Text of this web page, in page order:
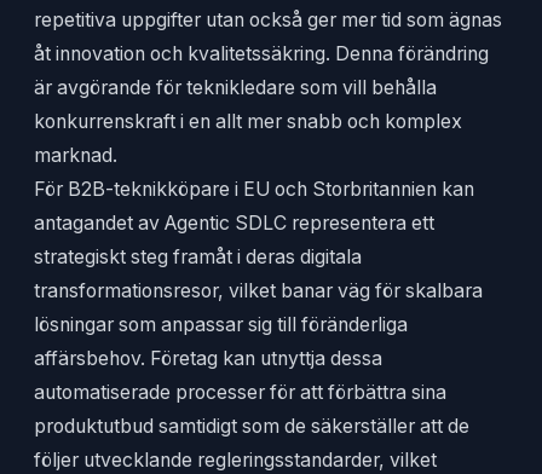
repetitiva uppgifter utan också ger mer tid som ägnas
åt innovation och kvalitetssäkring. Denna förändring
är avgörande för teknikledare som vill behålla
konkurrenskraft i en allt mer snabb och komplex
marknad.
För B2B-teknikköpare i EU och Storbritannien kan
antagandet av Agentic SDLC representera ett
strategiskt steg framåt i deras digitala
transformationsresor, vilket banar väg för skalbara
lösningar som anpassar sig till föränderliga
affärsbehov. Företag kan utnyttja dessa
automatiserade processer för att förbättra sina
produktutbud samtidigt som de säkerställer att de
följer utvecklande regleringsstandarder, vilket